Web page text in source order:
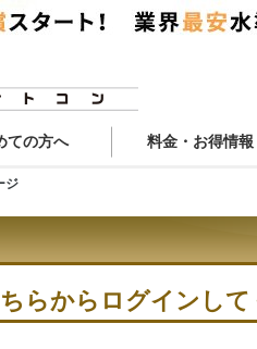
ての方へ 料金・お得情報
ジ
らからログインして